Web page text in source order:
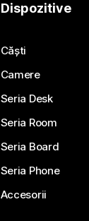
Dispozitive
Căști
Camere
Seria Desk
Seria Room
Seria Board
Seria Phone
Accesorii